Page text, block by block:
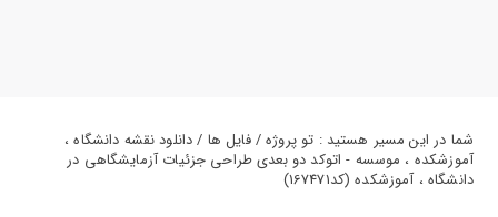
شما در این مسیر هستید : تو پروژه / فایل ها / دانلود نقشه دانشگاه ،
آموزشکده ، موسسه - اتوکد دو بعدی طراحی جزئیات آزمایشگاهی در
دانشگاه ، آموزشکده (کد167471)